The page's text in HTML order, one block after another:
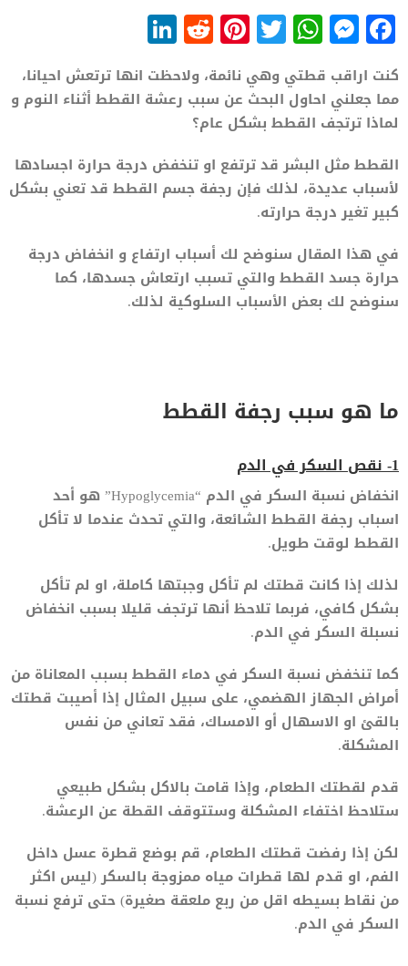
Facebook
Messenger
WhatsApp
Twitter
Pinterest
Reddit
كنت اراقب قطتي وهي نائمة، ولاحظت انها ترتعش احيانا،
مما جعلني احاول البحث عن سبب رعشة القطط أثناء النوم و
لماذا ترتجف القطط بشكل عام؟
القطط مثل البشر قد ترتفع او تنخفض درجة حرارة اجسادها
لأسباب عديدة، لذلك فإن رجفة جسم القطط قد تعني بشكل
كبير تغير درجة حرارته.
في هذا المقال سنوضح لك أسباب ارتفاع و انخفاض درجة
حرارة جسد القطط والتي تسبب ارتعاش جسدها، كما
سنوضح لك بعض الأسباب السلوكية لذلك.
ما هو سبب رجفة القطط
1- نقص السكر في الدم
انخفاض نسبة السكر في الدم “Hypoglycemia” هو أحد
اسباب رجفة القطط الشائعة، والتي تحدث عندما لا تأكل
القطط لوقت طويل.
لذلك إذا كانت قطتك لم تأكل وجبتها كاملة، او لم تأكل
بشكل كافي، فربما تلاحظ أنها ترتجف قليلا بسبب انخفاض
نسبلة السكر في الدم.
كما تنخفض نسبة السكر في دماء القطط بسبب المعاناة من
أمراض الجهاز الهضمي، على سبيل المثال إذا أصيبت قطتك
بالقئ او الاسهال أو الامساك، فقد تعاني من نفس
المشكلة.
قدم لقطتك الطعام، وإذا قامت بالاكل بشكل طبيعي
ستلاحظ اختفاء المشكلة وستتوقف القطة عن الرعشة.
لكن إذا رفضت قطتك الطعام، قم بوضع قطرة عسل داخل
الفم، او قدم لها قطرات مياه ممزوجة بالسكر (ليس اكثر
من نقاط بسيطه اقل من ربع ملعقة صغيرة) حتى ترفع نسبة
السكر في الدم.